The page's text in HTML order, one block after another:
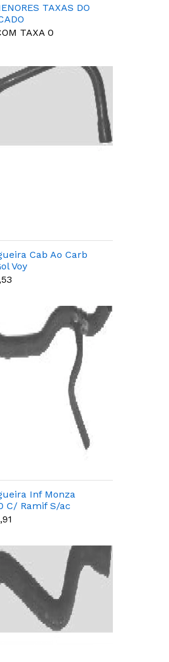
TAXAS DO
TAXA 0
Cab Ao Carb
Voy
Inf Monza
C/ Ramif S/ac